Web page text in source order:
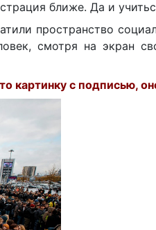
ближе. Да и
пространство
смотря на экран
картинку с подписью,